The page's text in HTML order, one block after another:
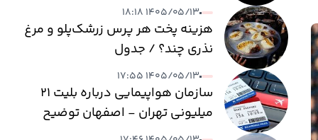
۱۴۰۵/۰۵/۱۳ ۱۸:۱۸
هزینه پخت هر پرس زرشک‌پلو و مرغ
نذری چند؟ / جدول
۱۴۰۵/۰۵/۱۳ ۱۷:۵۵
سازمان هواپیمایی درباره بلیت ۲۱
میلیونی تهران - اصفهان توضیح
داد